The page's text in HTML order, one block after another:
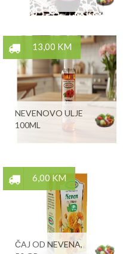
13,00 KM
NEVENOVO ULJE
100ML
6,00 KM
ČAJ OD NEVENA,